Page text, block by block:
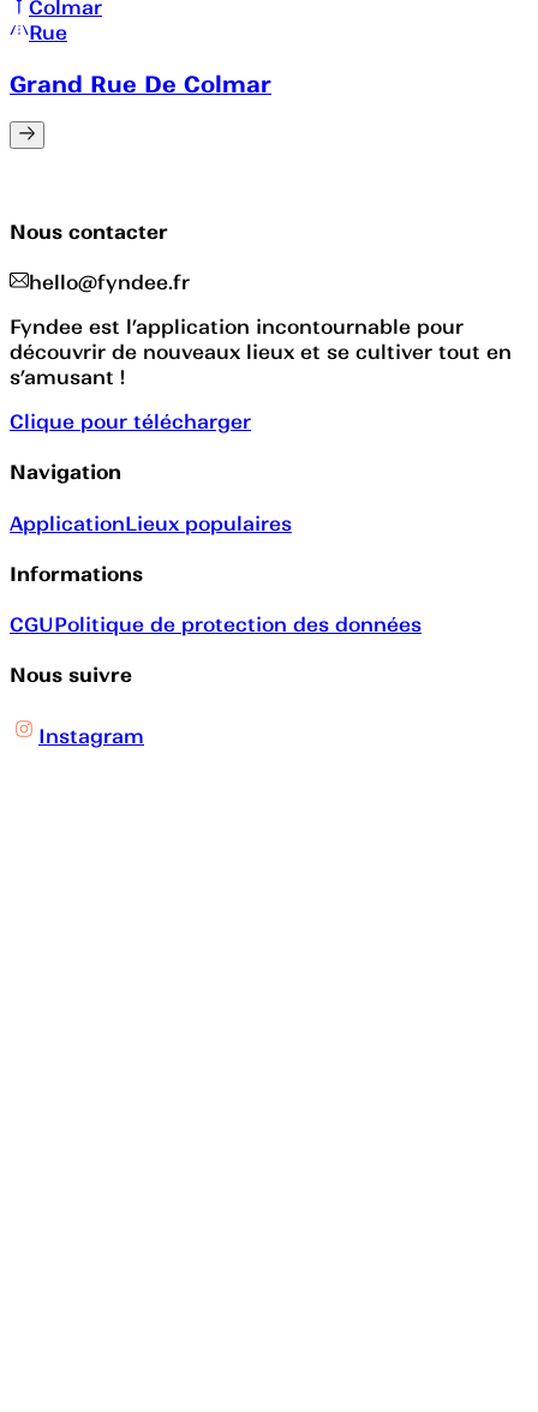
Colmar
Rue
Grand Rue De Colmar
Nous contacter
hello@fyndee.fr
Fyndee est l’application incontournable pour
découvrir de nouveaux lieux et se cultiver tout en
s’amusant !
Clique pour télécharger
Navigation
ApplicationLieux populaires
Informations
CGUPolitique de protection des données
Nous suivre
Instagram